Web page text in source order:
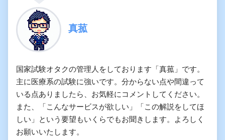
真菰
国家試験オタクの管理人をしております「真菰」です。
主に医療系の試験に強いです。分からない点や間違って
いる点ありましたら、お気軽にコメントしてください。
また、「こんなサービスが欲しい」「この解説をしてほ
しい」という要望もいくらでもお聞きします。よろしく
お願いいたします。